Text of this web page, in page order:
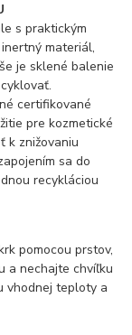
s praktickým
materiál,
je sklené balenie
certifikované
pre kozmetické
k znižovaniu
sa do
recykláciou
pomocou prstov,
a nechajte chvíľku
vhodnej teploty a